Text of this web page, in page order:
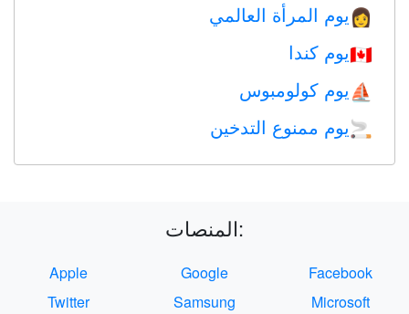
👩 يوم المرأة العالمي
🇨🇦يوم كندا
⛵️ يوم كولومبوس
🚬يوم ممنوع التدخين
المنصات:
Apple Google
Facebook
Twitter
Samsung
Microsoft